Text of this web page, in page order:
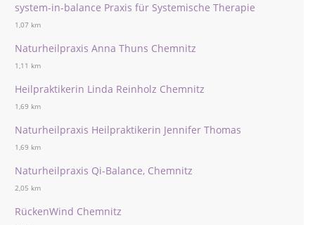
system-in-balance Praxis für Systemische Therapie
1,07 km
Naturheilpraxis Anna Thuns Chemnitz
1,11 km
Heilpraktikerin Linda Reinholz Chemnitz
1,69 km
Naturheilpraxis Heilpraktikerin Jennifer Thomas
1,69 km
Naturheilpraxis Qi-Balance, Chemnitz
2,05 km
RückenWind Chemnitz